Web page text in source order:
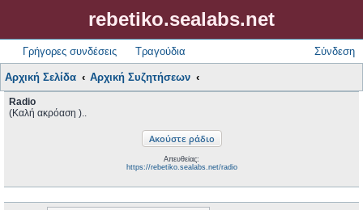
rebetiko.sealabs.net
Γρήγορες συνδέσεις Τραγούδια Σύνδεση
Αρχική Σελίδα Αρχική Συζητήσεων
Radio
(Καλή ακρόαση )..
Απευθείας:
https://rebetiko.sealabs.net/radio